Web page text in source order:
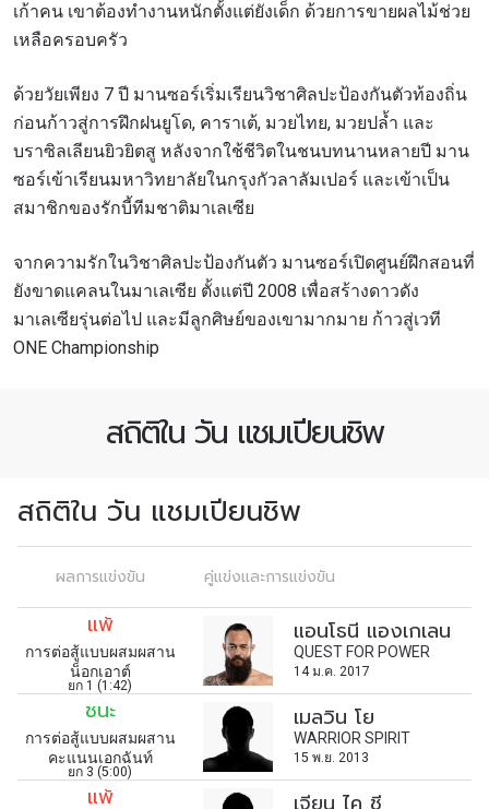
เก้าคน เขาต้องทำงานหนักตั้งแต่ยังเด็ก ด้วยการขายผลไม้ช่วย
เหลือครอบครัว
ด้วยวัยเพียง 7 ปี มานซอร์เริ่มเรียนวิชาศิลปะป้องกันตัวท้องถิ่น
ก่อนก้าวสู่การฝึกฝนยูโด, คาราเต้, มวยไทย, มวยปล้ำ และ
บราซิลเลียนยิวยิตสู หลังจากใช้ชีวิตในชนบทนานหลายปี มาน
ซอร์เข้าเรียนมหาวิทยาลัยในกรุงกัวลาลัมเปอร์ และเข้าเป็น
สมาชิกของรักบี้ทีมชาติมาเลเซีย
จากความรักในวิชาศิลปะป้องกันตัว มานซอร์เปิดศูนย์ฝึกสอนที่
ยังขาดแคลนในมาเลเซีย ตั้งแต่ปี 2008 เพื่อสร้างดาวดัง
มาเลเซียรุ่นต่อไป และมีลูกศิษย์ของเขามากมาย ก้าวสู่เวที
ONE Championship
สถิติใน วัน แชมเปียนชิพ
สถิติใน วัน แชมเปียนชิพ
ผลการแข่งขัน คู่แข่งและการแข่งขัน
แพ้
การต่อสู้แบบผสมผสาน
น็อกเอาต์
ยก 1 (1:42)
แอนโธนี แองเกเลน
QUEST FOR POWER
14 ม.ค. 2017
ชนะ
การต่อสู้แบบผสมผสาน
คะแนนเอกฉันท์
ยก 3 (5:00)
เมลวิน โย
WARRIOR SPIRIT
15 พ.ย. 2013
แพ้
คู่แข่ง
อีเวนต์
ดูไฮไลต์การแข่งขัน
เพื่อรับข้อมูลอัปเดตล่าสุดก่อนใคร รวมทั้งข้อเสนอ
ชื่อ
สมัคร
การส่งแบบฟอร์มนี้ถือว่าท่านให้ความยินยอมให้เรา
รวบรวม ใช้งาน และเปิดเผยข้อมูลของท่านภายใต้
นโยบายความเป็นส่วนตัวของเรา ท่านสามารถ